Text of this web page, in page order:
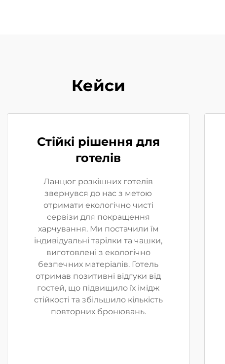
Кейси
Стійкі рішення для
готелів
Ланцюг розкішних готелів
звернувся до нас з метою
отримати екологічно чисті
сервізи для покращення
харчування. Ми постачили їм
індивідуальні тарілки та чашки,
виготовлені з екологічно
безпечних матеріалів. Готель
отримав позитивні відгуки від
гостей, що підвищило їх імідж
стійкості та збільшило кількість
повторних бронювань.